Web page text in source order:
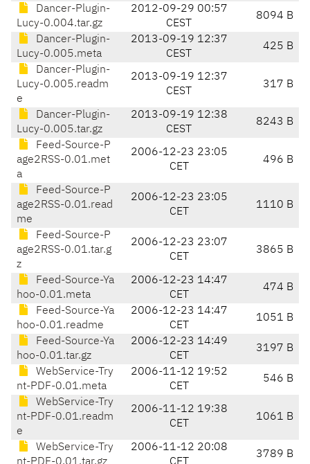
Dancer-Plugin-
Lucy-0.004.tar.gz
2012-09-29 00:57
CEST
8094 B
Dancer-Plugin-
Lucy-0.005.meta
2013-09-19 12:37
CEST
425 B
Dancer-Plugin-
Lucy-0.005.readm
e
2013-09-19 12:37
CEST
317 B
Dancer-Plugin-
Lucy-0.005.tar.gz
2013-09-19 12:38
CEST
8243 B
Feed-Source-P
age2RSS-0.01.met
a
2006-12-23 23:05
CET
496 B
Feed-Source-P
age2RSS-0.01.read
me
2006-12-23 23:05
CET
1110 B
Feed-Source-P
age2RSS-0.01.tar.g
z
2006-12-23 23:07
CET
3865 B
Feed-Source-Ya
hoo-0.01.meta
2006-12-23 14:47
CET
474 B
Feed-Source-Ya
hoo-0.01.readme
2006-12-23 14:47
CET
1051 B
Feed-Source-Ya
hoo-0.01.tar.gz
2006-12-23 14:49
CET
3197 B
WebService-Try
nt-PDF-0.01.meta
2006-11-12 19:52
CET
546 B
WebService-Try
nt-PDF-0.01.readm
e
2006-11-12 19:38
CET
1061 B
WebService-Try
2006-11-12 20:08
3789 B